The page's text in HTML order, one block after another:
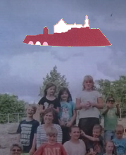
springen